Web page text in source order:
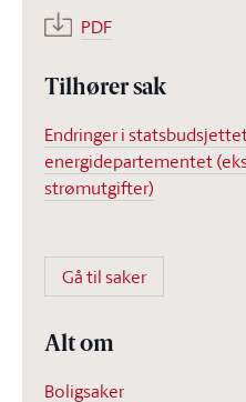
PDF
Tilhører sak
Endringer i
energidepartementet
strømutgifter)
Gå til saker
Alt om
Boligsaker